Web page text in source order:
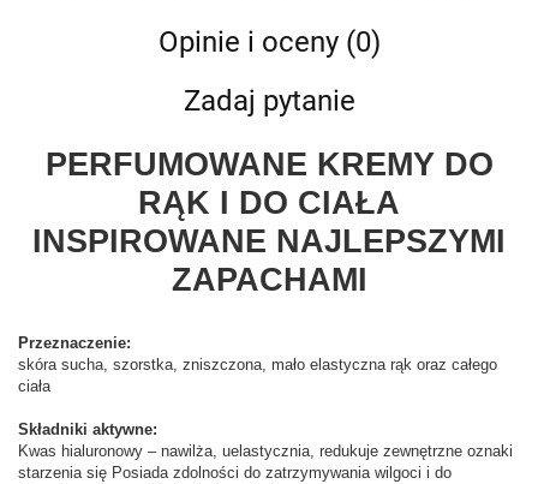
Opinie i oceny (0)
Zadaj pytanie
PERFUMOWANE KREMY DO
RĄK I DO CIAŁA
INSPIROWANE NAJLEPSZYMI
ZAPACHAMI
Przeznaczenie:
skóra sucha, szorstka, zniszczona, mało elastyczna rąk oraz całego
ciała
Składniki aktywne:
Kwas hialuronowy – nawilża, uelastycznia, redukuje zewnętrzne oznaki
starzenia się Posiada zdolności do zatrzymywania wilgoci i do